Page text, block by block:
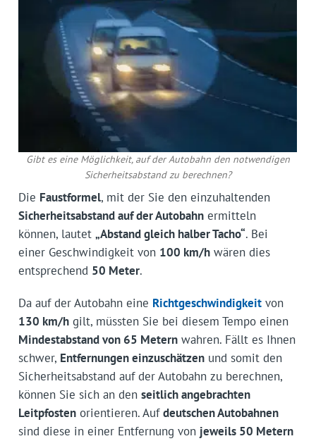
Gibt es eine Möglichkeit, auf der Autobahn den notwendigen
Sicherheitsabstand zu berechnen?
Die Faustformel, mit der Sie den einzu­haltenden
Sicherheitsabstand auf der Autobahnermitteln
können, lautet „Abstand gleich halber Tacho“. Bei
einer Geschwindigkeit von 100 km/hwären dies
entsprechend 50 Meter.
Da auf der Autobahn eine Richtge­schwindigkeitvon
130 km/hgilt, müssten Sie bei diesem Tempo einen
Mindestabstand von 65 Meternwahren. Fällt es Ihnen
schwer, Entfernungen einzuschätzenund somit den
Sicherheitsabstand auf der Autobahn zu berechnen,
können Sie sich an den seitlich angebrachten
Leitpfostenorientieren. Aufdeutschen Autobahnen
sind diese in einer Entfernung von jeweils 50 Metern